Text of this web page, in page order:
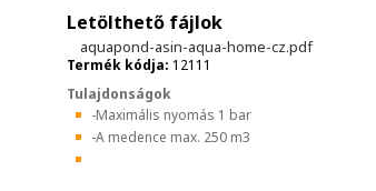
Letölthető fájlok
aquapond-asin-aqua-home-cz.pdf
Termék kódja: 12111
Tulajdonságok
-Maximális nyomás 1 bar
-A medence max. 250 m3